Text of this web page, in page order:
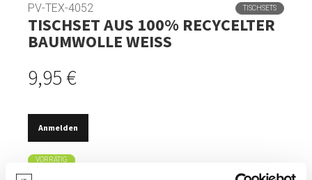
PV-TEX-4052 TISCHSETS
TISCHSET AUS 100% RECYCELTER
BAUMWOLLE WEISS
9,95 €
Anmelden
VORRÄTIG